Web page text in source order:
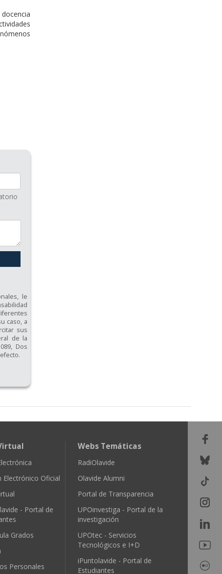
le
caso, a
sus
de la
Dos
Electrónico Oficial
- Portal de
Grados
Personales
Webs Temáticas
RadiOlavide
Olavide Alumni
Portal de Transparencia
UPOinvestiga - Portal de la
investigación
UPOtec - Servicios
Tecnológicos e I+D
iPuntolavide - Portal de
Estudiantes